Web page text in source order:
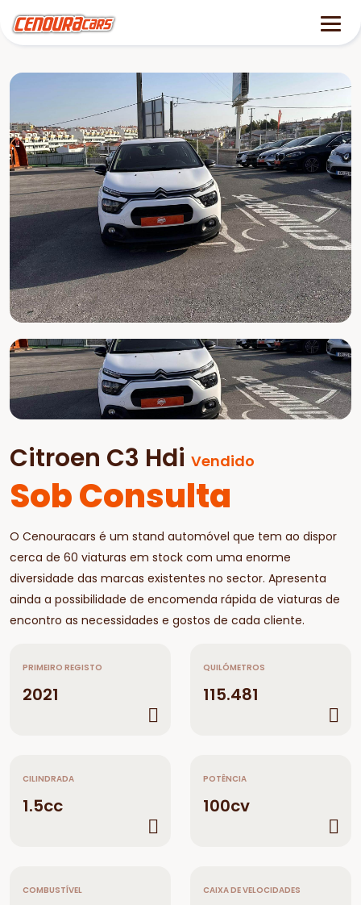
Citroen C3 Hdi Vendido
Sob Consulta
O Cenouracars é um stand automóvel que tem ao dispor
cerca de 60 viaturas em stock com uma enorme
diversidade das marcas existentes no sector. Apresenta
ainda a possibilidade de encomenda rápida de viaturas de
encontro as necessidades e gostos de cada cliente.
PRIMEIRO REGISTO
2021
QUILÓMETROS
115.481
CILINDRADA
1.5cc
POTÊNCIA
100cv
COMBUSTÍVEL CAIXA DE VELOCIDADES